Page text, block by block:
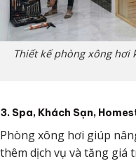
Thiết kế phòng xông hơi
3. Spa, Khách Sạn,
Phòng xông hơi giúp
thêm dịch vụ và tăng giá